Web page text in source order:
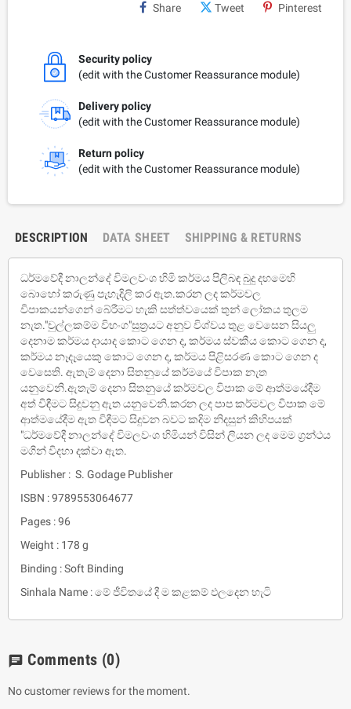
Share Tweet Pinterest
Security policy
(edit with the Customer Reassurance module)
Delivery policy
(edit with the Customer Reassurance module)
Return policy
(edit with the Customer Reassurance module)
DESCRIPTION DATA SHEET SHIPPING & RETURNS
ධර්මවේදී නාලන්දේ විමලවංශ හිමි කර්මය පිලිබඳ බුදු දහමෙහි
බොහෝ කරුණු පැහැදිලි කර ඇත.කරන ලද කර්මවල
විපාකයන්ගෙන් බේරීමට හැකි සත්ත්වයෙක් තුන් ලෝකය තුලම
නැත."චුල්ලකම්ම විභංග"සුත්‍රයට අනුව විශ්වය තුළ වෙසෙන සියලු
දෙනාම කර්මය දායාද කොට ගෙන ද, කර්මය ස්වකීය කොට ගෙන ද,
කර්මය නෑදෑයෙකු කොට ගෙන ද, කර්මය පිළිසරණ කොට ගෙන ද
වෙසෙති. ඇතැම් දෙනා සිතනුයේ කර්මයේ විපාක නැත
යනුවෙනි.ඇතැම් දෙනා සිතනුයේ කර්මවල විපාක මේ ආත්මයේදීම
අත් විඳීමට සිදුවනු ඇත යනුවෙනි.කරන ලද පාප කර්මවල විපාක මේ
ආත්මයේදීම ඇත විඳීමට සිදුවන බවට කදිම නිදසුන් කිහිපයක්
"ධර්මවේදී නාලන්දේ විමලවංශ හිමියන් විසින් ලියන ලද මෙම ග්‍රන්ථය
මගින් විදහා දක්වා ඇත.
Publisher : S. Godage Publisher
ISBN : 9789553064677
Pages : 96
Weight : 178 g
Binding : Soft Binding
Sinhala Name : මේ ජීවිතයේ දී ම කළකම් ඵලදෙන හැටි
chat Comments (0)
No customer reviews for the moment.